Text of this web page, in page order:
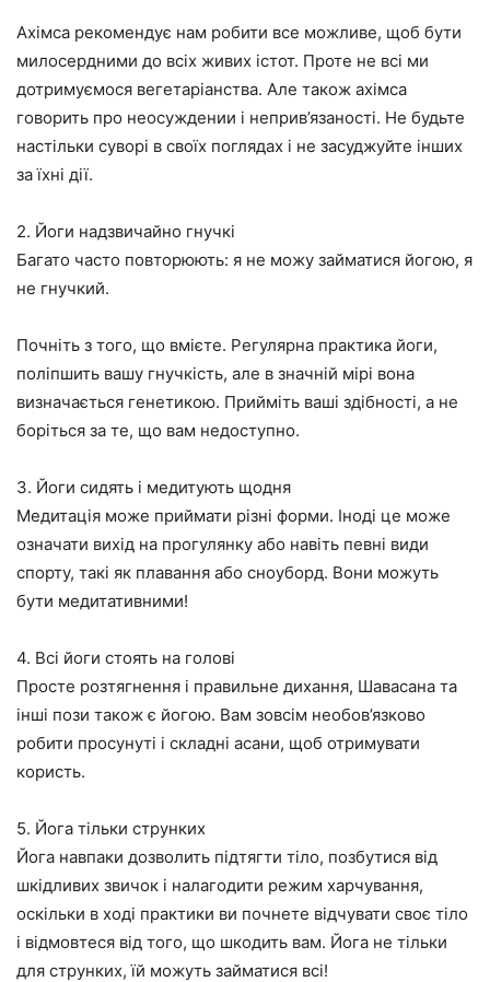
Ахімса рекомендує нам робити все можливе, щоб бути
милосердними до всіх живих істот. Проте не всі ми
дотримуємося вегетаріанства. Але також ахімса
говорить про неосуждении і неприв’язаності. Не будьте
настільки суворі в своїх поглядах і не засуджуйте інших
за їхні дії.
2. Йоги надзвичайно гнучкі
Багато часто повторюють: я не можу займатися йогою, я
не гнучкий.
Почніть з того, що вмієте. Регулярна практика йоги,
поліпшить вашу гнучкість, але в значній мірі вона
визначається генетикою. Прийміть ваші здібності, а не
боріться за те, що вам недоступно.
3. Йоги сидять і медитують щодня
Медитація може приймати різні форми. Іноді це може
означати вихід на прогулянку або навіть певні види
спорту, такі як плавання або сноуборд. Вони можуть
бути медитативними!
4. Всі йоги стоять на голові
Просте розтягнення і правильне дихання, Шавасана та
інші пози також є йогою. Вам зовсім необов’язково
робити просунуті і складні асани, щоб отримувати
користь.
5. Йога тільки струнких
Йога навпаки дозволить підтягти тіло, позбутися від
шкідливих звичок і налагодити режим харчування,
оскільки в ході практики ви почнете відчувати своє тіло
і відмовтеся від того, що шкодить вам. Йога не тільки
для струнких, їй можуть займатися всі!